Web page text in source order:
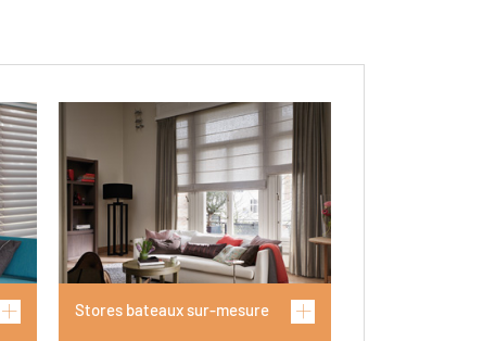
Stores bateaux sur-mesure